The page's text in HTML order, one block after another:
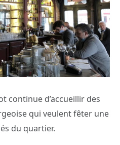
continue d’accueillir des
qui veulent fêter une
du quartier.